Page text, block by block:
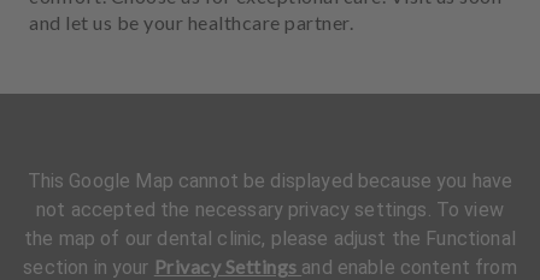
and let us be your healthcare partner.
This Google Map cannot be displayed because you have
not accepted the necessary privacy settings. To view
the map of our dental clinic, please adjust the Functional
section in your Privacy Settings and enable content from